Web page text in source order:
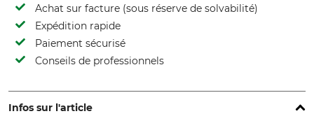
Achat sur facture (sous réserve de solvabilité)
Expédition rapide
Paiement sécurisé
Conseils de professionnels
Infos sur l'article